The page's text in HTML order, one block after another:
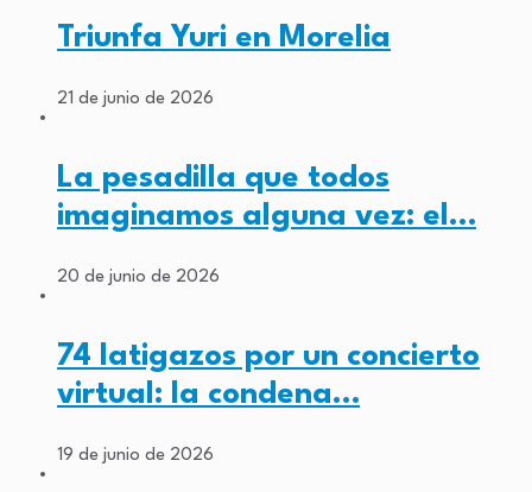
Triunfa Yuri en Morelia
21 de junio de 2026
La pesadilla que todos
imaginamos alguna vez: el…
20 de junio de 2026
74 latigazos por un concierto
virtual: la condena…
19 de junio de 2026